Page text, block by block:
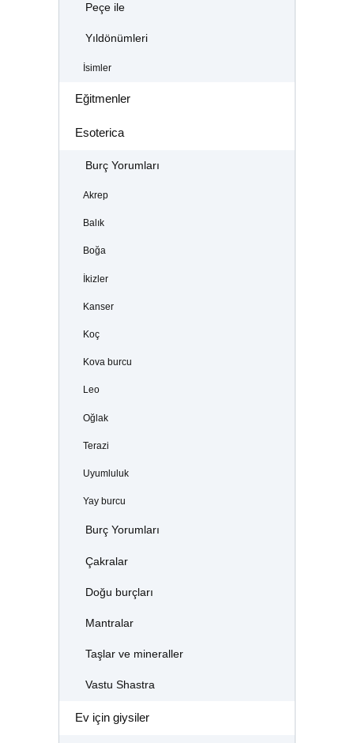
Peçe ile
Yıldönümleri
İsimler
Eğitmenler
Esoterica
Burç Yorumları
Akrep
Balık
Boğa
İkizler
Kanser
Koç
Kova burcu
Leo
Oğlak
Terazi
Uyumluluk
Yay burcu
Burç Yorumları
Çakralar
Doğu burçları
Mantralar
Taşlar ve mineraller
Vastu Shastra
Ev için giysiler